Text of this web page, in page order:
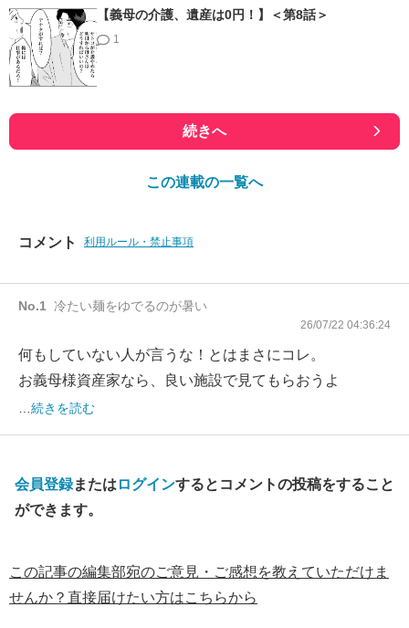
【義母の介護、遺産は0円！】＜第8話＞
1
続きへ
この連載の一覧へ
コメント 利用ルール・禁止事項
No.1 冷たい麺をゆでるのが暑い
26/07/22 04:36:24
何もしていない人が言うな！とはまさにコレ。
お義母様資産家なら、良い施設で見てもらおうよ
続きを読む
会員登録または ログインするとコメントの投稿をすること
ができます。
この記事の編集部宛のご意見・ご感想を教えていただけま
せんか？直接届けたい方はこちらから